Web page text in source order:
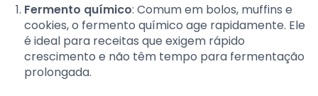
Fermento químico: Comum em bolos, muffins e
cookies, o fermento químico age rapidamente. Ele
é ideal para receitas que exigem rápido
crescimento e não têm tempo para fermentação
prolongada.